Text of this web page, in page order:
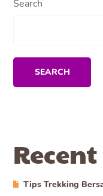
Search
SEARCH
Tips Trekking